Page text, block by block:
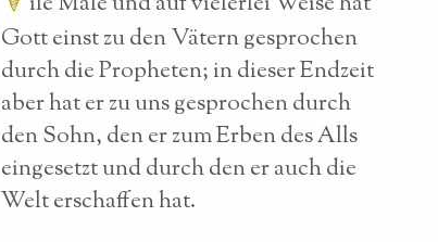
Gott einst zu den Vätern gesprochen
durch die Propheten; in dieser Endzeit
aber hat er zu uns gesprochen durch
den Sohn, den er zum Erben des Alls
eingesetzt und durch den er auch die
Welt erschaffen hat.